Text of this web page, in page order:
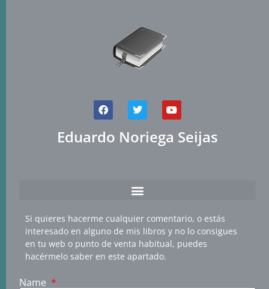
Eduardo Noriega Seijas
Si quieres hacerme cualquier comentario, o estás
interesado en alguno de mis libros y no lo consigues
en tu web o punto de venta habitual, puedes
hacérmelo saber en este apartado.
Name